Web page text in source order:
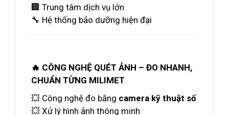
🏢 Trung tâm dịch vụ lớn
🔧 Hệ thống bảo dưỡng hiện đại
🔥 CÔNG NGHỆ QUÉT ẢNH – ĐO NHANH,
CHUẨN TỪNG MILIMET
💥 Công nghệ đo bằng camera kỹ thuật số
💥 Xử lý hình ảnh thông minh